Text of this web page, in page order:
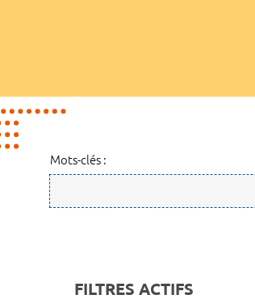
Mots-clés :
FILTRES ACTIFS